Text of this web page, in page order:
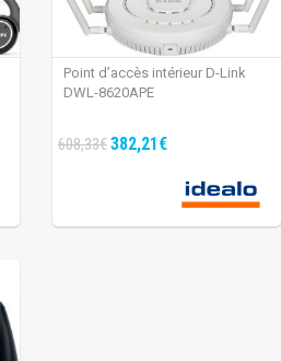
Point d’accès intérieur D-Link
DWL-8620APE
608,33€382,21€